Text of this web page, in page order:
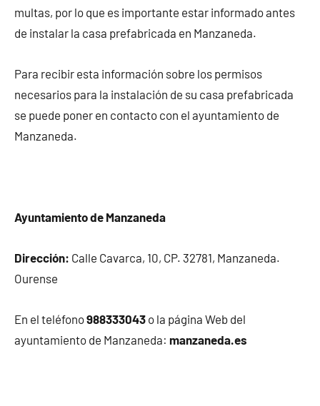
multas, por lo que es importante estar informado antes
de instalar la casa prefabricada en Manzaneda.
Para recibir esta información sobre los permisos
necesarios para la instalación de su casa prefabricada
se puede poner en contacto con el ayuntamiento de
Manzaneda.
Ayuntamiento de Manzaneda
Dirección: Calle Cavarca, 10, CP. 32781, Manzaneda.
Ourense
En el teléfono988333043 o la página Web del
ayuntamiento de Manzaneda: manzaneda.es